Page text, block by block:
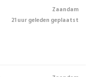
Zaandam
21 uur geleden geplaatst